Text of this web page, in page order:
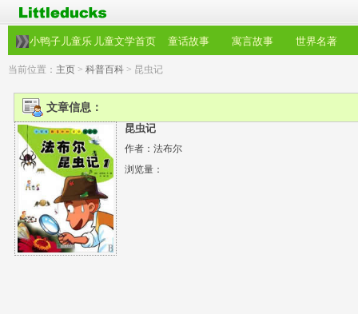
小鸭子儿童乐
园
儿童文学首页 童话故事 寓言故事 世界名著
当前位置： 主页 > 科普百科 > 昆虫记
文章信息：
昆虫记
作者：法布尔
浏览量：